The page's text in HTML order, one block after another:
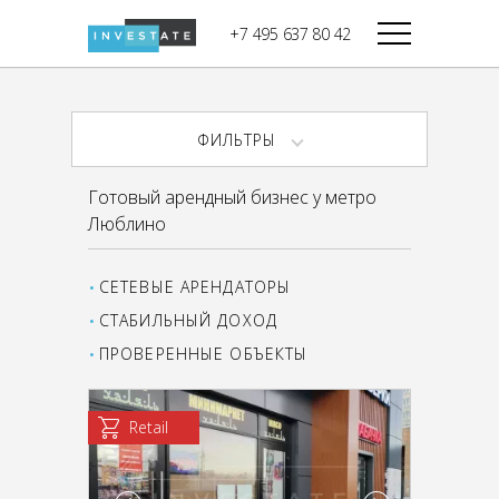
+7 495 637 80 42
Дикси
Магнолия
В башне
Запад
Башня Федерация-I
Восток
Город Столиц,
Южный блок
ФИЛЬТРЫ
Готовый арендный бизнес у метро
Люблино
СЕТЕВЫЕ АРЕНДАТОРЫ
СТАБИЛЬНЫЙ ДОХОД
ПРОВЕРЕННЫЕ ОБЪЕКТЫ
Retail